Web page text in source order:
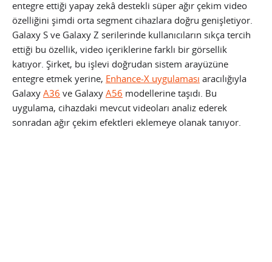
entegre ettiği yapay zekâ destekli süper ağır çekim video
özelliğini şimdi orta segment cihazlara doğru genişletiyor.
Galaxy S ve Galaxy Z serilerinde kullanıcıların sıkça tercih
ettiği bu özellik, video içeriklerine farklı bir görsellik
katıyor. Şirket, bu işlevi doğrudan sistem arayüzüne
entegre etmek yerine, Enhance-X uygulaması aracılığıyla
Galaxy A36 ve Galaxy A56 modellerine taşıdı. Bu
uygulama, cihazdaki mevcut videoları analiz ederek
sonradan ağır çekim efektleri eklemeye olanak tanıyor.